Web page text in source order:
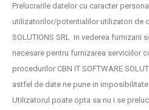
Prelucrarile datelor cu caracter
utilizatorilor/potentialilor utilizatori de
SOLUTIONS SRL in vederea furnizarii
necesare pentru furnizarea serviciilor
procedurilor CBN IT SOFTWARE
astfel de date ne pune in
Utilizatorul poate opta sa nu i se